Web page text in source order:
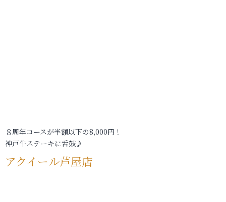
８周年コースが半額以下の8,000円！
神戸牛ステーキに舌鼓♪
アクイール芦屋店